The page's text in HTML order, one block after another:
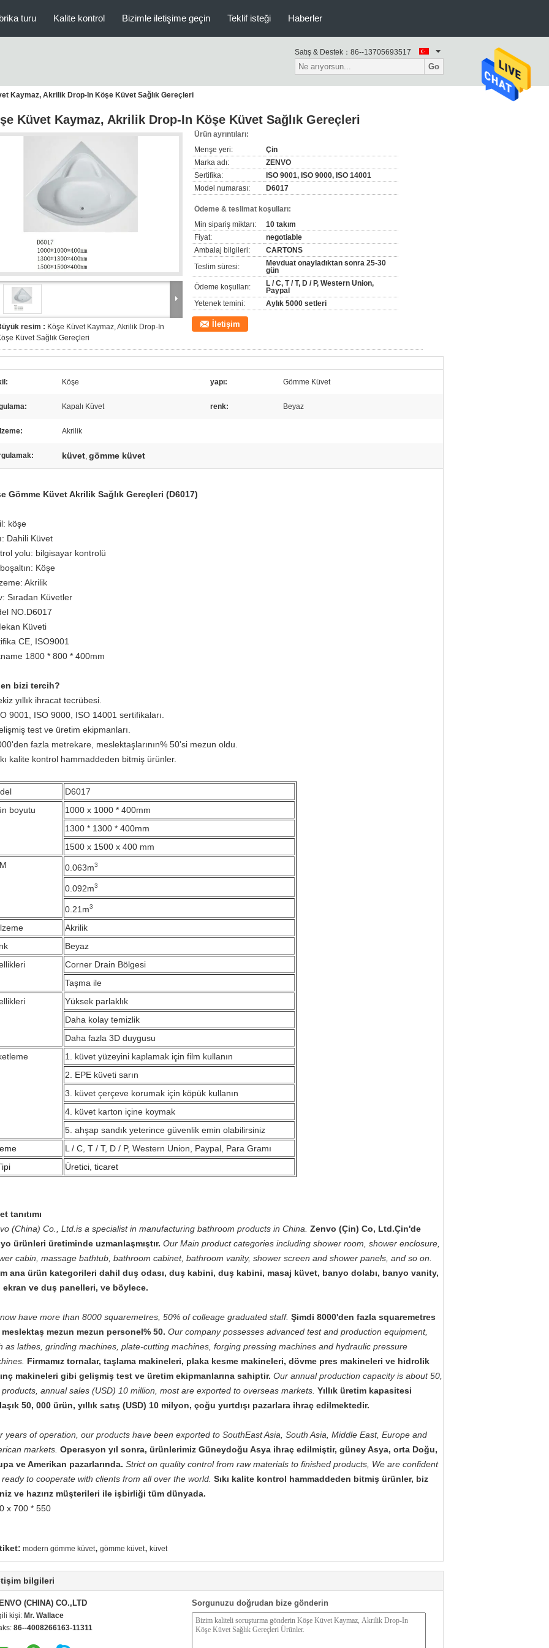
turu Kalite kontrol Bizimle iletişime geçin Teklif isteği Haberler
Satış & Destek： 86--13705693517
Go
Kaymaz, Akrilik Drop-In Köşe Küvet Sağlık Gereçleri
Küvet Kaymaz, Akrilik Drop-In Köşe Küvet Sağlık Gereçleri
resim : Köşe Küvet Kaymaz, Akrilik Drop-In
Küvet Sağlık Gereçleri
Ürün ayrıntıları:
Menşe yeri:
Çin
Marka adı:
ZENVO
Sertifika:
ISO 9001, ISO 9000, ISO 14001
Model numarası:
D6017
Ödeme & teslimat koşulları:
Min sipariş miktarı:
10 takım
Fiyat:
negotiable
Ambalaj bilgileri:
CARTONS
Teslim süresi:
Mevduat onayladıktan sonra 25-30
gün
Ödeme koşulları:
L / C, T / T, D / P, Western Union,
Paypal
Yetenek temini:
Aylık 5000 setleri
İletişim
Köşe yapı: Gömme Küvet
Kapalı Küvet renk: Beyaz
Akrilik
küvet, gömme küvet
Gömme Küvet Akrilik Sağlık Gereçleri (D6017)
köşe
Dahili Küvet
yolu: bilgisayar kontrolü
Köşe
Akrilik
Sıradan Küvetler
NO.D6017
Küveti
CE, ISO9001
1800 * 800 * 400mm
bizi tercih?
yıllık ihracat tecrübesi.
9001, ISO 9000, ISO 14001 sertifikaları.
test ve üretim ekipmanları.
fazla metrekare, meslektaşlarının% 50'si mezun oldu.
kalite kontrol hammaddeden bitmiş ürünler.
D6017
boyutu
1000 x 1000 * 400mm
1300 * 1300 * 400mm
1500 x 1500 x 400 mm
0.063m3
0.092m3
0.21 m3
Akrilik
Beyaz
Corner Drain Bölgesi
Taşma ile
Yüksek parlaklık
Daha kolay temizlik
Daha fazla 3D duygusu
1. küvet yüzeyini kaplamak için film kullanın
2. EPE küveti sarın
3. küvet çerçeve korumak için köpük kullanın
4. küvet karton içine koymak
5. ahşap sandık yeterince güvenlik emin olabilirsiniz
L / C, T / T, D / P, Western Union, Paypal, Para Gramı
Üretici, ticaret
tanıtımı
(China) Co., Ltd.is a specialist in manufacturing bathroom products in China. Zenvo (Çin) Co, Ltd.Çin'de
ürünleri üretiminde uzmanlaşmıştır. Our Main product categories including shower room, shower enclosure,
cabin, massage bathtub, bathroom cabinet, bathroom vanity, shower screen and shower panels, and so on.
ana ürün kategorileri dahil duş odası, duş kabini, duş kabini, masaj küvet, banyo dolabı, banyo vanity,
ekran ve duş panelleri, ve böylece.
have more than 8000 squaremetres, 50% of colleage graduated staff. Şimdi 8000'den fazla squaremetres
meslektaş mezun mezun personel% 50. Our company possesses advanced test and production equipment,
as lathes, grinding machines, plate-cutting machines, forging pressing machines and hydraulic pressure
Firmamız tornalar, taşlama makineleri, plaka kesme makineleri, dövme pres makineleri ve hidrolik
makineleri gibi gelişmiş test ve üretim ekipmanlarına sahiptir. Our annual production capacity is about 50,
annual sales (USD) 10 million, most are exported to overseas markets. Yıllık üretim kapasitesi
50, 000 ürün, yıllık satış (USD) 10 milyon, çoğu yurtdışı pazarlara ihraç edilmektedir.
years of operation, our products have been exported to SouthEast Asia, South Asia, Middle East, Europe and
markets. Operasyon yıl sonra, ürünlerimiz Güneydoğu Asya ihraç edilmiştir, güney Asya, orta Doğu,
ve Amerikan pazarlarında. Strict on quality control from raw materials to finished products, We are confident
to cooperate with clients from all over the world. Sıkı kalite kontrol hammaddeden bitmiş ürünler, biz
ve hazırız müşterileri ile işbirliği tüm dünyada.
x 700 * 550
modern gömme küvet, gömme küvet, küvet
bilgileri
(CHINA) CO.,LTD
kişi: Mr. Wallace
86--4008266163-11311
Sorgunuzu doğrudan bize gönderin